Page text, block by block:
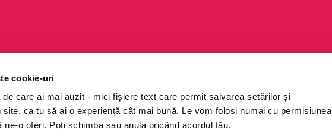
cookie-uri
care ai mai auzit - mici fișiere text care permit salvarea setărilor și
site, ca tu să ai o experiență cât mai bună. Le vom folosi numai cu permisiunea
o oferi. Poți schimba sau anula oricând acordul tău.